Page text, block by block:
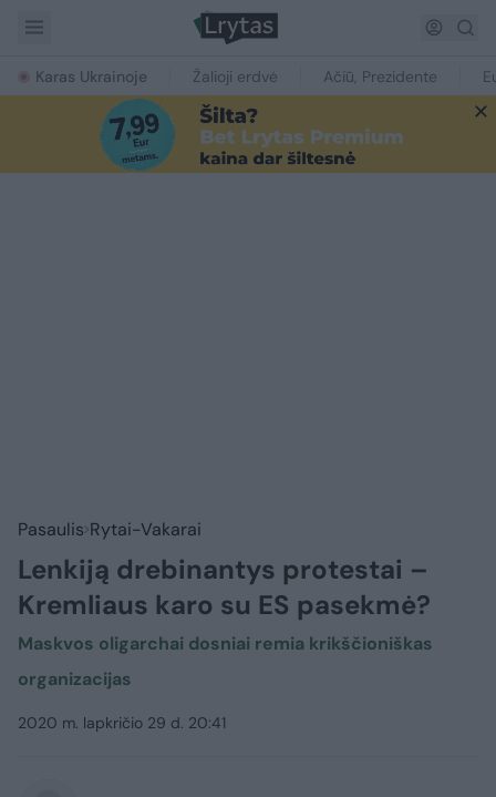
Karas Ukrainoje Žalioji erdvė Ačiū, Prezidente
Pasaulis Rytai-Vakarai
Lenkiją drebinantys protestai –
Kremliaus karo su ES pasekmė?
Maskvos oligarchai dosniai remia krikščioniškas
organizacijas
2020 m. lapkričio 29 d. 20:41